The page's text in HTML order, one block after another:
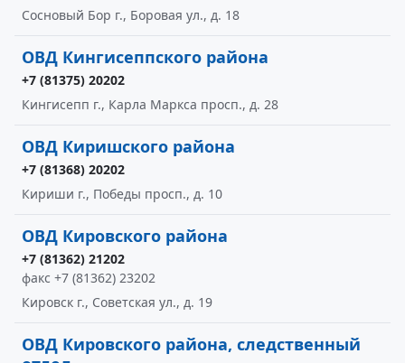
Сосновый Бор г., Боровая ул., д. 18
ОВД Кингисеппского района
+7 (81375) 20202
Кингисепп г., Карла Маркса просп., д. 28
ОВД Киришского района
+7 (81368) 20202
Кириши г., Победы просп., д. 10
ОВД Кировского района
+7 (81362) 21202
факс +7 (81362) 23202
Кировск г., Советская ул., д. 19
ОВД Кировского района, следственный